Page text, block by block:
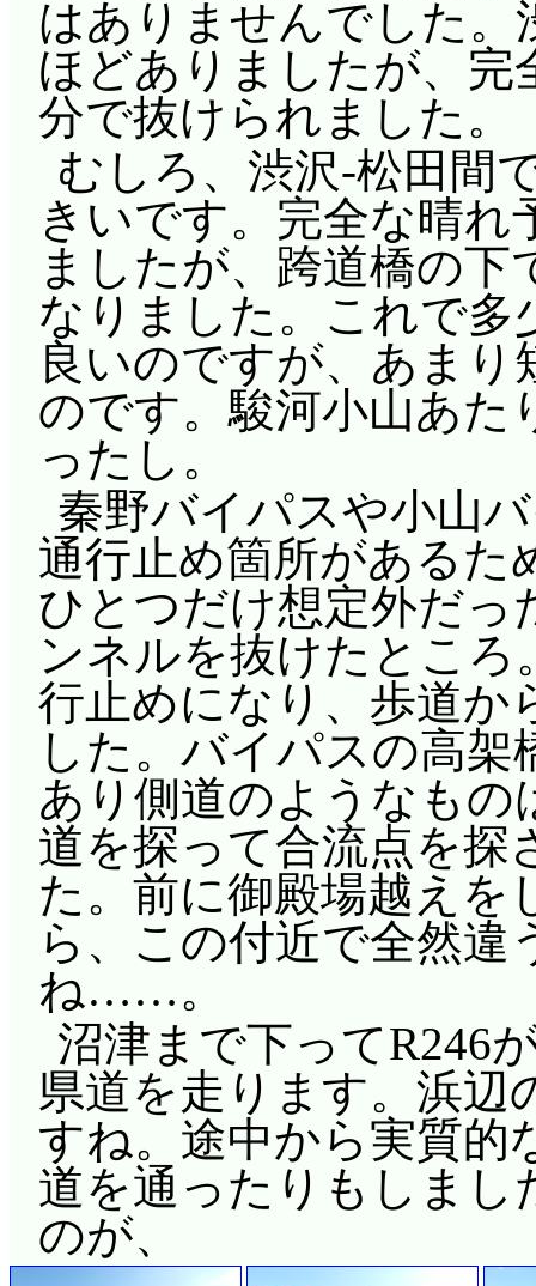
はありませんでした。
ほどありましたが、完
分で抜けられました。
むしろ、渋沢-松田間
きいです。完全な晴
ましたが、跨道橋の
なりました。これで
良いのですが、あま
のです。駿河小山あた
ったし。
秦野バイパスや小山
通行止め箇所があるた
ひとつだけ想定外だっ
ンネルを抜けたところ
行止めになり、歩道か
した。バイパスの高
あり側道のようなも
道を探って合流点を探
た。前に御殿場越えを
ら、この付近で全然
ね……。
沼津まで下ってR246
県道を走ります。浜辺
すね。途中から実質的
道を通ったりもしまし
のが、